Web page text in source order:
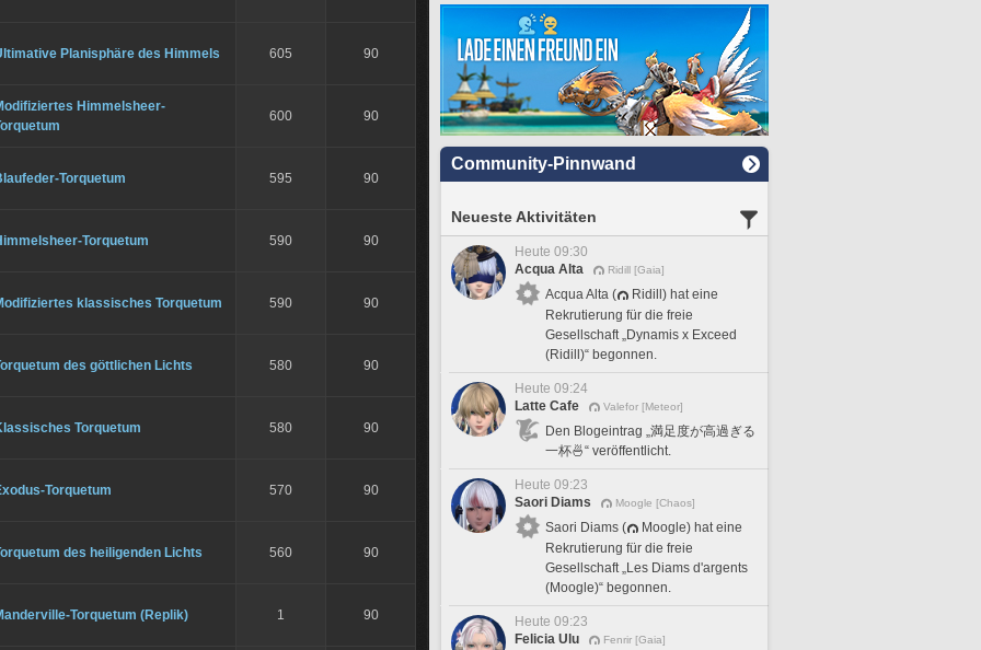
Planisphäre des Himmels 605 90
Himmelsheer-
600 90
Torquetum 595 90
Torquetum 590 90
klassisches Torquetum 590 90
des göttlichen Lichts 580 90
Torquetum 580 90
Torquetum 570 90
des heiligenden Lichts 560 90
Torquetum (Replik) 1 90
Community-Pinnwand
Neueste Aktivitäten
Heute 09:30
Acqua Alta
Ridill [Gaia]
Acqua Alta (
Ridill) hat eine
Rekrutierung für die freie
Gesellschaft „Dynamis x Exceed
(Ridill)“ begonnen.
Heute 09:24
Latte Cafe
Valefor [Meteor]
Den Blogeintrag „満足度が高過ぎる
一杯🍜“ veröffentlicht.
Heute 09:23
Saori Diams
Moogle [Chaos]
Saori Diams (
Moogle) hat eine
Rekrutierung für die freie
Gesellschaft „Les Diams d'argents
(Moogle)“ begonnen.
Heute 09:23
Felicia Ulu
Fenrir [Gaia]